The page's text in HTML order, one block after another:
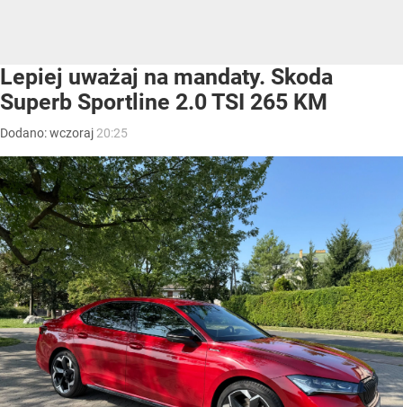
Lepiej uważaj na mandaty. Skoda
Superb Sportline 2.0 TSI 265 KM
Dodano:wczoraj 20:25